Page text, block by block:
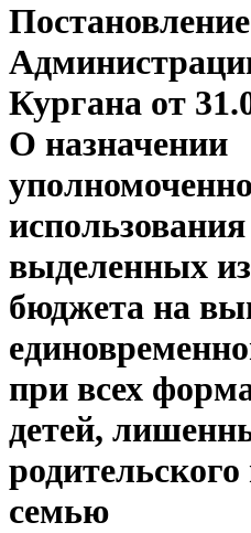
Постановление
Кургана от
О назначении
использования
выделенных
бюджета на
при всех
детей,
семью